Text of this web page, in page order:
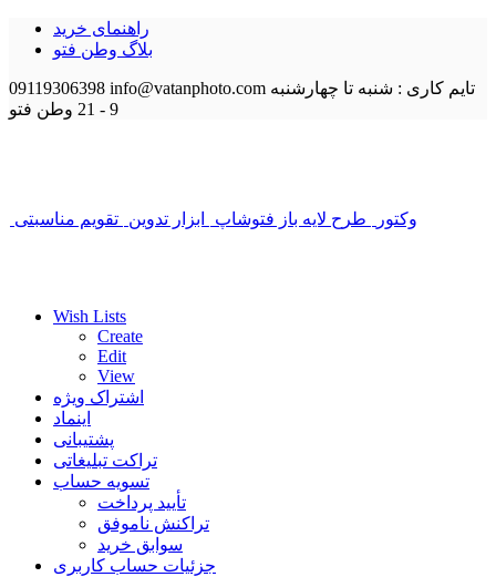
راهنمای خرید
بلاگ وطن فتو
09119306398 info@vatanphoto.com تایم کاری : شنبه تا چهارشنبه
9 - 21
وطن فتو
وکتور طرح لایه باز فتوشاپ ابزار تدوین تقویم مناسبتی
Wish Lists
Create
Edit
View
اشتراک ویژه
اینماد
پشتیبانی
تراکت تبلیغاتی
تسویه حساب
تأیید پرداخت
تراکنش ناموفق
سوابق خرید
جزئیات حساب کاربری